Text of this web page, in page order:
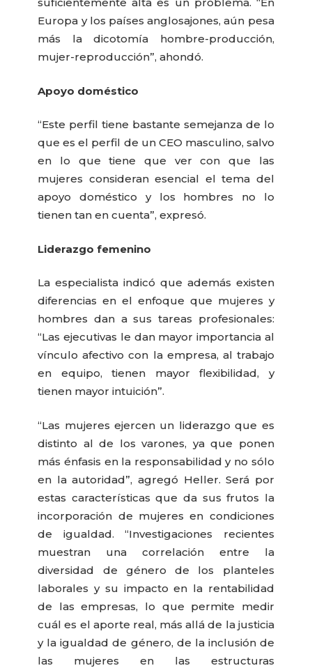
Europa y los países anglosajones, aún pesa
más la dicotomía hombre-producción,
mujer-reproducción”, ahondó.
Apoyo doméstico
“Este perfil tiene bastante semejanza de lo
que es el perfil de un CEO masculino, salvo
en lo que tiene que ver con que las
mujeres consideran esencial el tema del
apoyo doméstico y los hombres no lo
tienen tan en cuenta”, expresó.
Liderazgo femenino
La especialista indicó que además existen
diferencias en el enfoque que mujeres y
hombres dan a sus tareas profesionales:
“Las ejecutivas le dan mayor importancia al
vínculo afectivo con la empresa, al trabajo
en equipo, tienen mayor flexibilidad, y
tienen mayor intuición”.
“Las mujeres ejercen un liderazgo que es
distinto al de los varones, ya que ponen
más énfasis en la responsabilidad y no sólo
en la autoridad”, agregó Heller. Será por
estas características que da sus frutos la
incorporación de mujeres en condiciones
de igualdad. “Investigaciones recientes
muestran una correlación entre la
diversidad de género de los planteles
laborales y su impacto en la rentabilidad
de las empresas, lo que permite medir
cuál es el aporte real, más allá de la justicia
y la igualdad de género, de la inclusión de
las mujeres en las estructuras